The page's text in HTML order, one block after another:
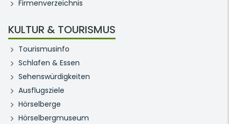
Firmenverzeichnis
KULTUR & TOURISMUS
Tourismusinfo
Schlafen & Essen
Sehenswürdigkeiten
Ausflugsziele
Hörselberge
Hörselbergmuseum